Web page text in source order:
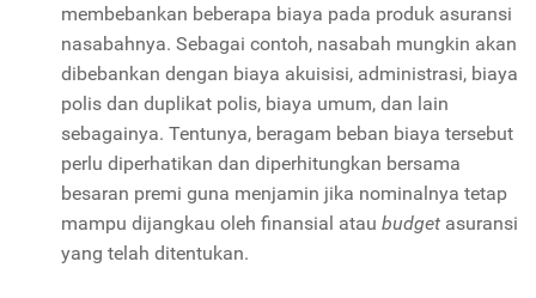
membebankan beberapa biaya pada produk asuransi
nasabahnya. Sebagai contoh, nasabah mungkin akan
dibebankan dengan biaya akuisisi, administrasi, biaya
polis dan duplikat polis, biaya umum, dan lain
sebagainya. Tentunya, beragam beban biaya tersebut
perlu diperhatikan dan diperhitungkan bersama
besaran premi guna menjamin jika nominalnya tetap
mampu dijangkau oleh finansial atau budget asuransi
yang telah ditentukan.